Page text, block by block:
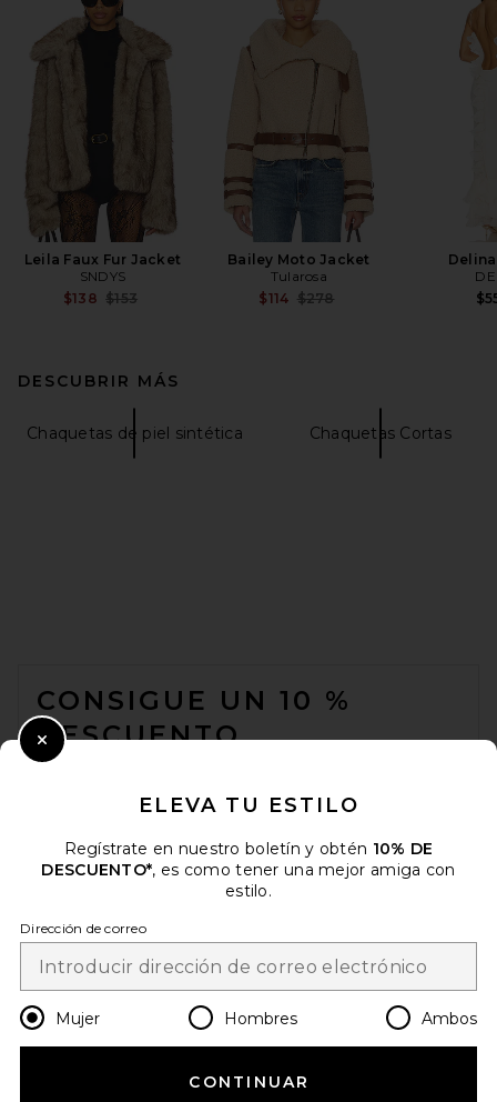
Leila Faux Fur Jacket
SNDYS
$138 Previous price:
$153
Bailey Moto Jacket
Tularosa
$114 Previous price:
$278
DESCUBRIR MÁS
Chaquetas de piel sintética Chaquetas Cortas
CONSIGUE UN 10 %
DESCUENTO
electrónico. Puede retirarse en cualquier momento.
Email Address
Change Country Regions
es USD
¡AYÚDANOS A MEJORAR!
ELEVA TU ESTILO
Regístrate en nuestro boletín y obtén 10% DE
DESCUENTO*, es como tener una mejor amiga con
estilo.
Dirección de correo
Mujer Hombres Ambos
CONTINUAR
Close Modal